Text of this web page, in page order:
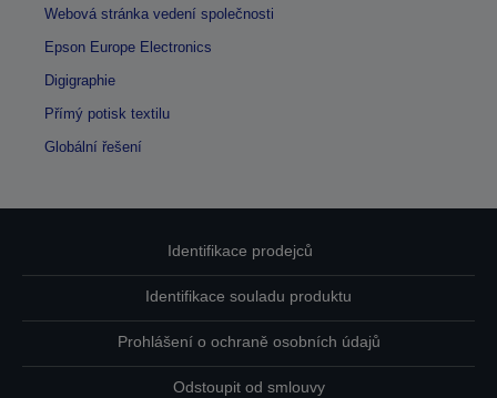
Webová stránka vedení společnosti
Epson Europe Electronics
Digigraphie
Přímý potisk textilu
Globální řešení
Identifikace prodejců
Identifikace souladu produktu
Prohlášení o ochraně osobních údajů
Odstoupit od smlouvy